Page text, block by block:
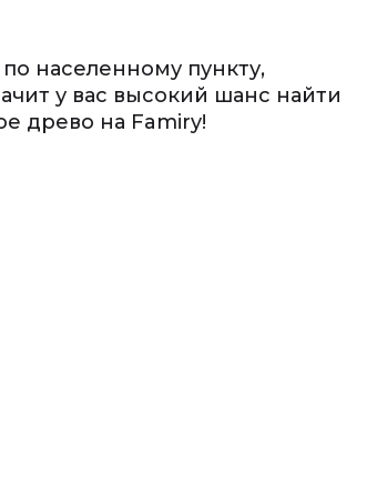
населенному пункту,
у вас высокий шанс найти
древо на Famiry!